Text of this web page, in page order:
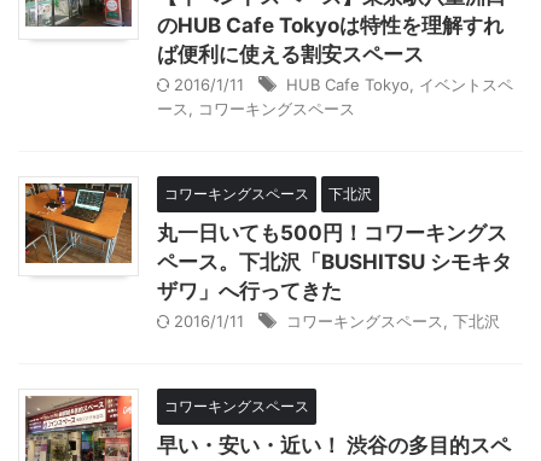
のHUB Cafe Tokyoは特性を理解すれ
ば便利に使える割安スペース
2016/1/11 HUB Cafe Tokyo
イベントスペ
ース
コワーキングスペース
コワーキングスペース 下北沢
丸一日いても500円！コワーキングス
ペース。下北沢「BUSHITSU シモキタ
ザワ」へ行ってきた
2016/1/11 コワーキングスペース 下北沢
コワーキングスペース
早い・安い・近い！ 渋谷の多目的スペ